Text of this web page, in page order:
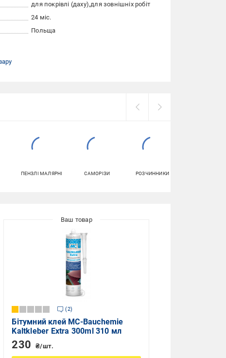
для покрівлі (даху) для зовнішніх робіт
24 міс.
Польща
ПЕНЗЛІ МАЛЯРНІ САМОРІЗИ РОЗЧИННИКИ
2
Бітумний клей MC-Bauchemie
Kaltkleber Extra 300ml 310 мл
230 ₴/шт.